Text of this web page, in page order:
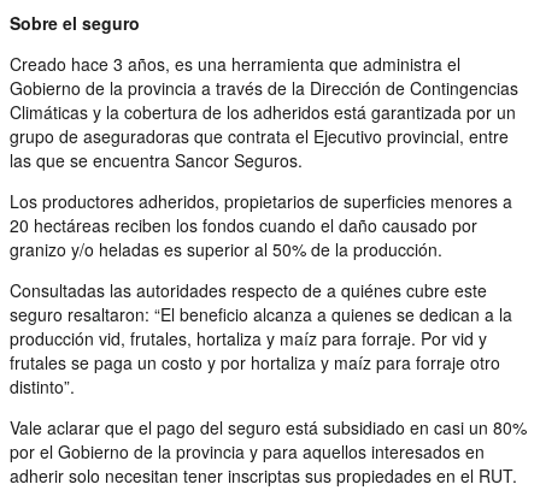
Sobre el seguro
Creado hace 3 años, es una herramienta que administra el
Gobierno de la provincia a través de la Dirección de Contingencias
Climáticas y la cobertura de los adheridos está garantizada por un
grupo de aseguradoras que contrata el Ejecutivo provincial, entre
las que se encuentra Sancor Seguros.
Los productores adheridos, propietarios de superficies menores a
20 hectáreas reciben los fondos cuando el daño causado por
granizo y/o heladas es superior al 50% de la producción.
Consultadas las autoridades respecto de a quiénes cubre este
seguro resaltaron: “El beneficio alcanza a quienes se dedican a la
producción vid, frutales, hortaliza y maíz para forraje. Por vid y
frutales se paga un costo y por hortaliza y maíz para forraje otro
distinto”.
Vale aclarar que el pago del seguro está subsidiado en casi un 80%
por el Gobierno de la provincia y para aquellos interesados en
adherir solo necesitan tener inscriptas sus propiedades en el RUT.